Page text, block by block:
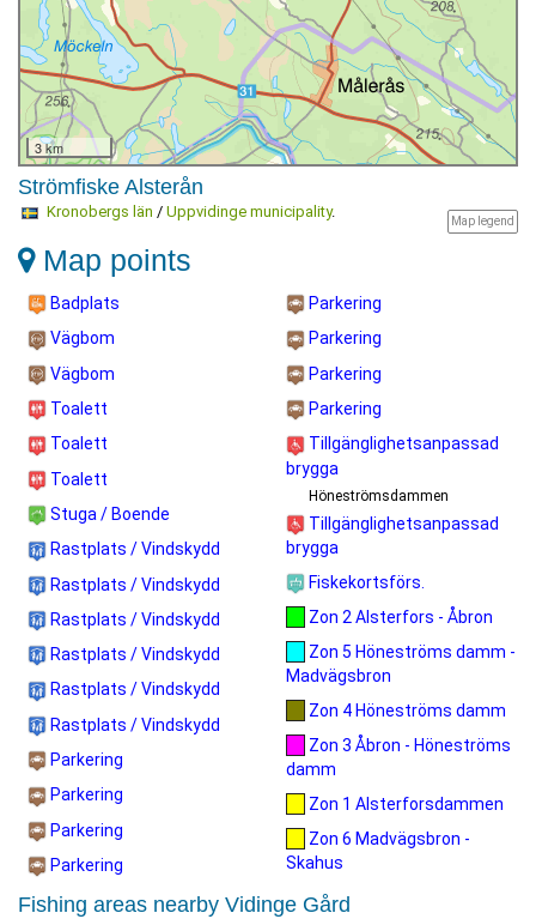
3 km
Strömfiske Alsterån
Map legend
Kronobergs län / Uppvidinge municipality.
Map points
Badplats
Vägbom
Vägbom
Toalett
Toalett
Toalett
Stuga / Boende
Rastplats / Vindskydd
Rastplats / Vindskydd
Rastplats / Vindskydd
Rastplats / Vindskydd
Rastplats / Vindskydd
Rastplats / Vindskydd
Parkering
Parkering
Parkering
Parkering
Parkering
Parkering
Parkering
Parkering
Tillgänglighetsanpassad
brygga
Höneströmsdammen
Tillgänglighetsanpassad
brygga
Fiskekortsförs.
Zon 2 Alsterfors - Åbron
Zon 5 Höneströms damm -
Madvägsbron
Zon 4 Höneströms damm
Zon 3 Åbron - Höneströms
damm
Zon 1 Alsterforsdammen
Zon 6 Madvägsbron -
Skahus
Fishing areas nearby Vidinge Gård